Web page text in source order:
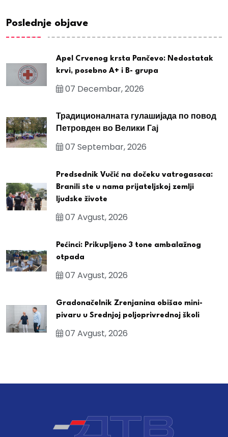
Poslednje objave
Apel Crvenog krsta Pančevo: Nedostatak
krvi, posebno A+ i B- grupa
07 Decembar, 2026
Традиционалната гулашијада по повод
Петровден во Велики Гај
07 Septembar, 2026
Predsednik Vučić na dočeku vatrogasaca:
Branili ste u nama prijateljskoj zemlji
ljudske živote
07 Avgust, 2026
Pećinci: Prikupljeno 3 tone ambalažnog
otpada
07 Avgust, 2026
Gradonačelnik Zrenjanina obišao mini-
pivaru u Srednjoj poljoprivrednoj školi
07 Avgust, 2026